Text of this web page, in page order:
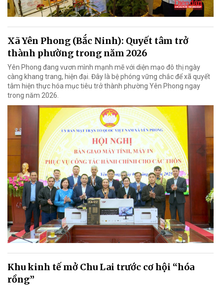
Xã Yên Phong (Bắc Ninh): Quyết tâm trở
thành phường trong năm 2026
Yên Phong đang vươn mình mạnh mẽ với diện mạo đô thị ngày
càng khang trang, hiện đại. Đây là bệ phóng vững chắc để xã quyết
tâm hiện thực hóa mục tiêu trở thành phường Yên Phong ngay
trong năm 2026.
Khu kinh tế mở Chu Lai trước cơ hội “hóa
rồng”